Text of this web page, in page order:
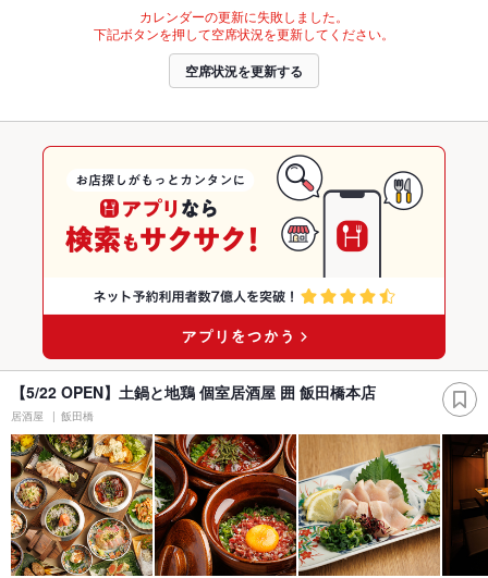
カレンダーの更新に失敗しました。
下記ボタンを押して空席状況を更新してください。
空席状況を更新する
【5/22 OPEN】土鍋と地鶏 個室居酒屋 囲 飯田橋本店
居酒屋 飯田橋